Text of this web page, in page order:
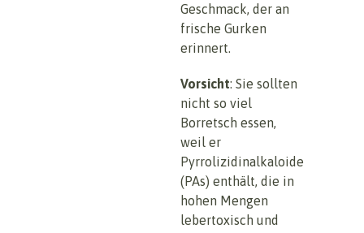
Geschmack, der an
frische Gurken
erinnert.
Vorsicht: Sie sollten
nicht so viel
Borretsch essen,
weil er
Pyrrolizidinalkaloide
(PAs) enthält, die in
hohen Mengen
lebertoxisch und